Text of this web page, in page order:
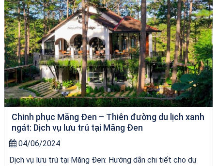
Chinh phục Măng Đen – Thiên đường du lịch xanh
ngát: Dịch vụ lưu trú tại Măng Đen
04/06/2024
Dịch vụ lưu trú tại Măng Đen: Hướng dẫn chi tiết cho du